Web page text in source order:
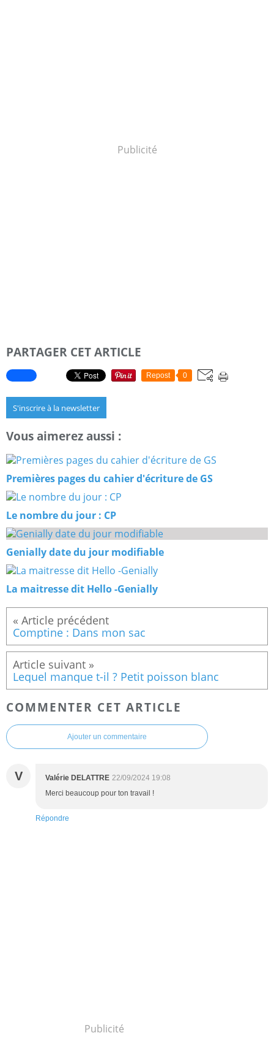
Publicité
PARTAGER CET ARTICLE
Repost 0
S'inscrire à la newsletter
Vous aimerez aussi :
Premières pages du cahier d'écriture de GS
Le nombre du jour : CP
Genially date du jour modifiable
La maitresse dit Hello -Genially
Comptine : Dans mon sac
Lequel manque t-il ? Petit poisson blanc
COMMENTER CET ARTICLE
Ajouter un commentaire
V Valérie DELATTRE 22/09/2024 19:08
Merci beaucoup pour ton travail !
Répondre
Publicité